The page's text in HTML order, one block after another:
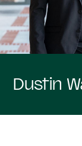
Dustin